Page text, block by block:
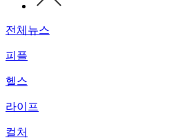
전체뉴스
피플
헬스
라이프
컬처